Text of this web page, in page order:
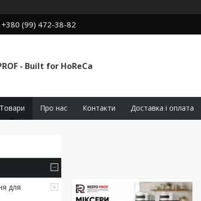
+380 (99) 472-38-82
- Built for HoReCa
Товари Про нас Контакти Доставка і оплата
для